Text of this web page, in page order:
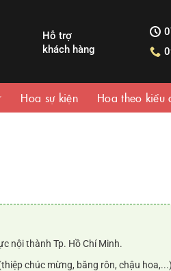
Hỗ trợ
khách hàng
Hoa sự kiện Hoa theo kiểu
nội thành Tp. Hồ Chí Minh.
chúc mừng, băng rôn, chậu hoa,...)